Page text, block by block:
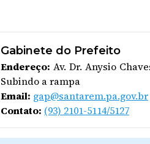
Gabinete do Prefeito
Endereço: Av. Dr. Anysio
Subindo a rampa
Email: gap@santarem.pa.gov.br
Contato: (93) 2101-5114/5127